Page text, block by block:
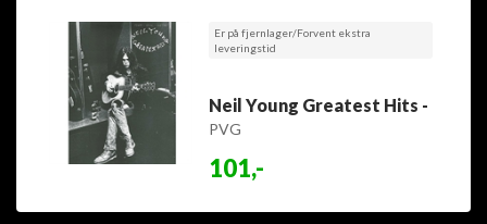
Er på fjernlager/Forvent ekstra
leveringstid
Neil Young Greatest Hits -
PVG
101,-